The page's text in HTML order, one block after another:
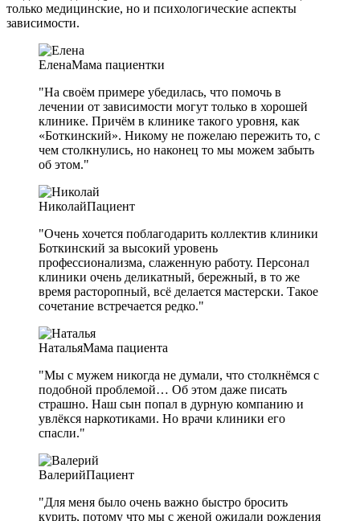
только медицинские, но и психологические аспекты
зависимости.
ЕленаМама пациентки
"На своём примере убедилась, что помочь в
лечении от зависимости могут только в хорошей
клинике. Причём в клинике такого уровня, как
«Боткинский». Никому не пожелаю пережить то, с
чем столкнулись, но наконец то мы можем забыть
об этом."
НиколайПациент
"Очень хочется поблагодарить коллектив клиники
Боткинский за высокий уровень
профессионализма, слаженную работу. Персонал
клиники очень деликатный, бережный, в то же
время расторопный, всё делается мастерски. Такое
сочетание встречается редко."
НатальяМама пациента
"Мы с мужем никогда не думали, что столкнёмся с
подобной проблемой… Об этом даже писать
страшно. Наш сын попал в дурную компанию и
увлёкся наркотиками. Но врачи клиники его
спасли."
ВалерийПациент
"Для меня было очень важно быстро бросить
курить, потому что мы с женой ожидали рождения